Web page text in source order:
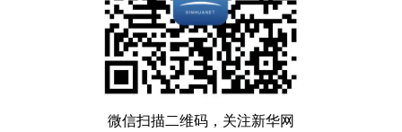
微信扫描二维码，关注新华网